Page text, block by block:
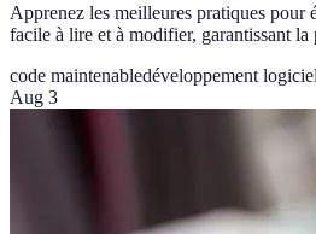
Apprenez les meilleures pratiques pour
facile à lire et à modifier, garantissant la
code maintenabledéveloppement logiciel
Aug 3